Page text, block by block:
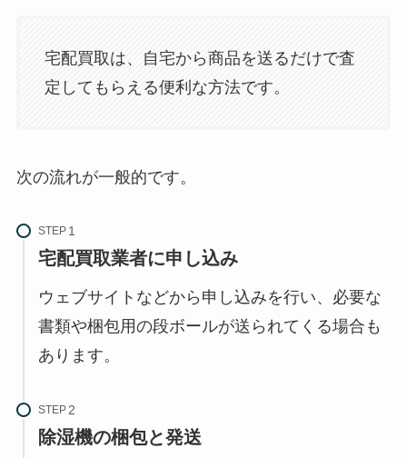
宅配買取は、自宅から商品を送るだけで査
定してもらえる便利な方法です。
次の流れが一般的です。
STEP
宅配買取業者に申し込み
ウェブサイトなどから申し込みを行い、必要な
書類や梱包用の段ボールが送られてくる場合も
あります。
STEP
除湿機の梱包と発送